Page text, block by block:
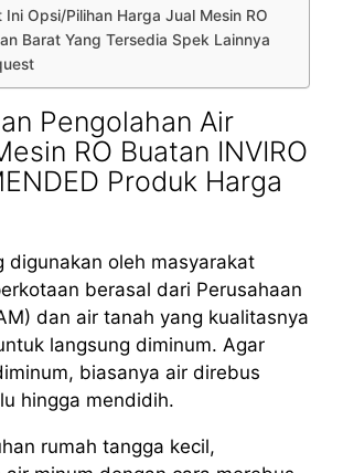
Ini Opsi/Pilihan Harga Jual Mesin RO
Barat Yang Tersedia Spek Lainnya
Pengolahan Air
RO Buatan INVIRO
Produk Harga
digunakan oleh masyarakat
berasal dari Perusahaan
dan air tanah yang kualitasnya
langsung diminum. Agar
biasanya air direbus
hingga mendidih.
rumah tangga kecil,